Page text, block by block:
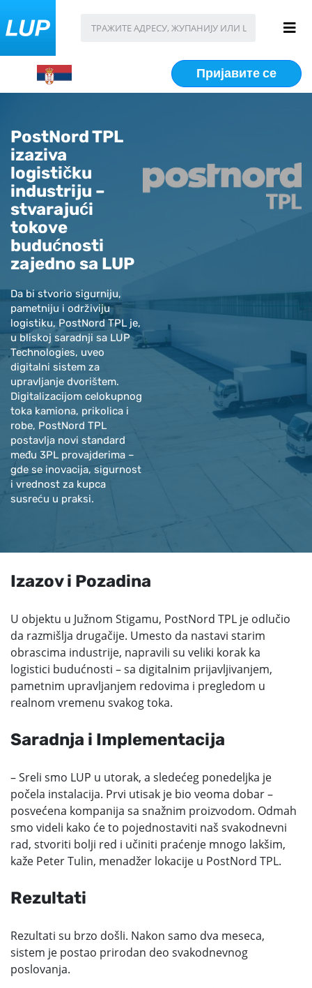
Пријавите се
PostNord TPL
izaziva
logističku
industriju –
stvarajući
tokove
budućnosti
zajedno sa LUP
Da bi stvorio sigurniju,
pametniju i održiviju
logistiku, PostNord TPL je,
u bliskoj saradnji sa LUP
Technologies, uveo
digitalni sistem za
upravljanje dvorištem.
Digitalizacijom celokupnog
toka kamiona, prikolica i
robe, PostNord TPL
postavlja novi standard
među 3PL provajderima –
gde se inovacija, sigurnost
i vrednost za kupca
susreću u praksi.
Izazov i Pozadina
U objektu u Južnom Stigamu, PostNord TPL je odlučio
da razmišlja drugačije. Umesto da nastavi starim
obrascima industrije, napravili su veliki korak ka
logistici budućnosti – sa digitalnim prijavljivanjem,
pametnim upravljanjem redovima i pregledom u
realnom vremenu svakog toka.
Saradnja i Implementacija
– Sreli smo LUP u utorak, a sledećeg ponedeljka je
počela instalacija. Prvi utisak je bio veoma dobar –
posvećena kompanija sa snažnim proizvodom. Odmah
smo videli kako će to pojednostaviti naš svakodnevni
rad, stvoriti bolji red i učiniti praćenje mnogo lakšim,
kaže Peter Tulin, menadžer lokacije u PostNord TPL.
Rezultati
Rezultati su brzo došli. Nakon samo dva meseca,
sistem je postao prirodan deo svakodnevnog
poslovanja.